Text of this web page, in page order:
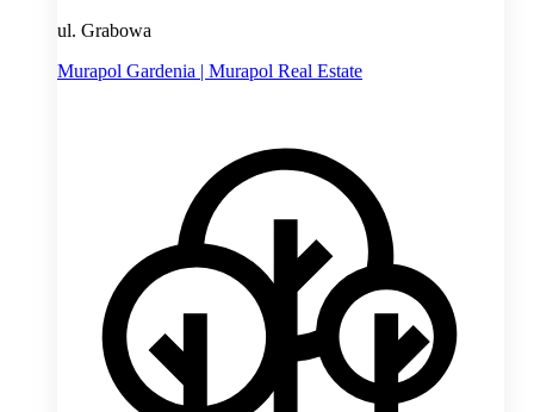
ul. Grabowa
Murapol Gardenia | Murapol Real Estate